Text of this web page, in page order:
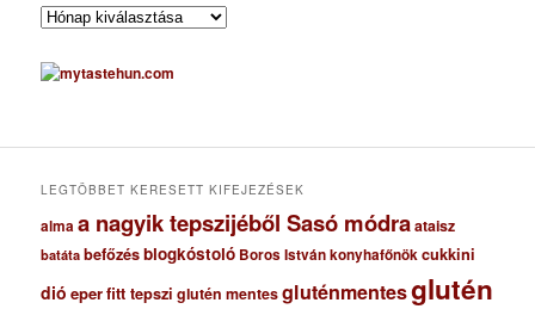
A
c
h
u
LEGTÖBBET KERESETT KIFEJEZÉSEK
almaa nagyik tepszijéből Sasó módraataisz
batáta befőzésblogkóstoló Boros István konyhafőnökcukkini
dió eperfitt tepszi glutén mentesgluténmentesglutén